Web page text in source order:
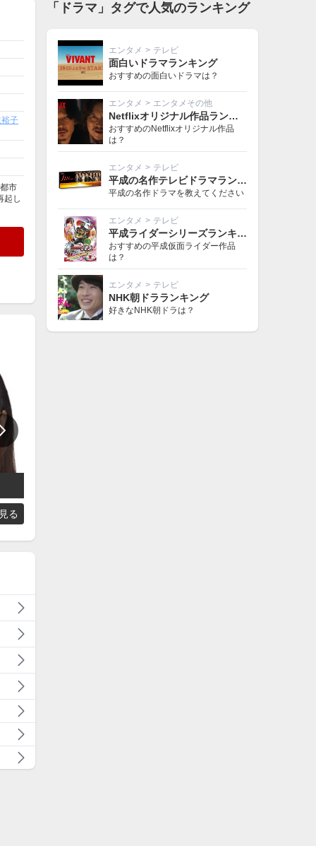
子
市
起し
る
「ドラマ」タグで人気のランキング
エンタメ > テレビ
面白いドラマランキング
おすすめの面白いドラマは？
エンタメ > エンタメその他
Netflixオリジナル作品ランキング
おすすめのNetflixオリジナル作品
は？
エンタメ > テレビ
平成の名作テレビドラマランキング
平成の名作ドラマを教えてください
エンタメ > テレビ
平成ライダーシリーズランキング
おすすめの平成仮面ライダー作品
は？
エンタメ > テレビ
NHK朝ドラランキング
好きなNHK朝ドラは？